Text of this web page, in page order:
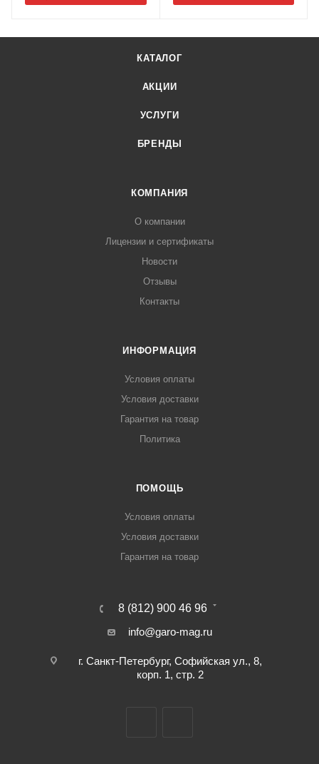
КАТАЛОГ
АКЦИИ
УСЛУГИ
БРЕНДЫ
КОМПАНИЯ
О компании
Лицензии и сертификаты
Новости
Отзывы
Контакты
ИНФОРМАЦИЯ
Условия оплаты
Условия доставки
Гарантия на товар
Политика
ПОМОЩЬ
Условия оплаты
Условия доставки
Гарантия на товар
8 (812) 900 46 96
info@garo-mag.ru
г. Санкт-Петербург, Софийская ул., 8,
корп. 1, стр. 2